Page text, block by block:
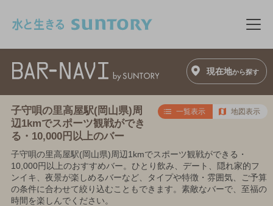
メ
現在地から探す
子守唄の里高屋駅(岡山県)周
辺1kmでスポーツ観戦ができ
る・10,000円以上のバー
一覧表示 地図表示
子守唄の里高屋駅(岡山県)周辺1kmでスポーツ観戦ができる・
10,000円以上のおすすめバー。ひとり飲み、デート、隠れ家的フ
ンイキ、夜景が楽しめるバーなど、タイプや特徴・雰囲気、ご予算
の条件に合わせて絞り込むこともできます。素敵なバーで、至福の
時間を楽しんでください。